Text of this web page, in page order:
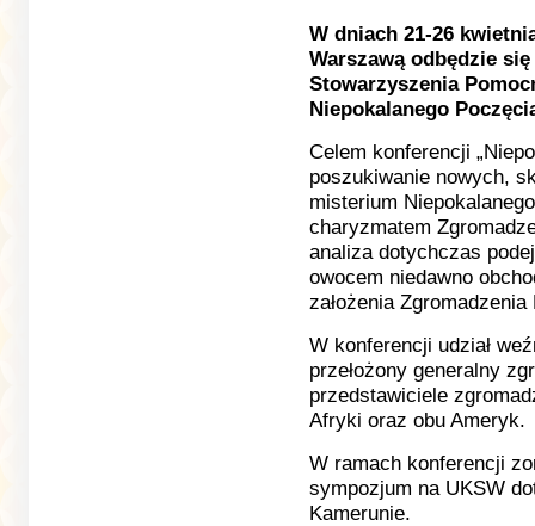
W dniach 21-26
Warszawą odbędzie
Stowarzyszenia
Niepokalanego
Celem konferencji
poszukiwanie nowych,
misterium
charyzmatem
analiza dotychczas
owocem niedawno
założenia
W konferencji udział
przełożony generalny
przedstawiciele
Afryki oraz obu Ameryk.
W ramach konferencji
sympozjum na UKSW
Kamerunie.